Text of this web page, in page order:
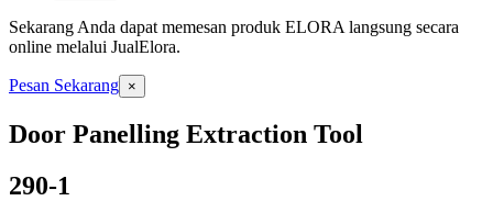
Sekarang Anda dapat memesan produk ELORA langsung secara
online melalui JualElora.
Pesan Sekarang ×
Door Panelling Extraction Tool
290-1